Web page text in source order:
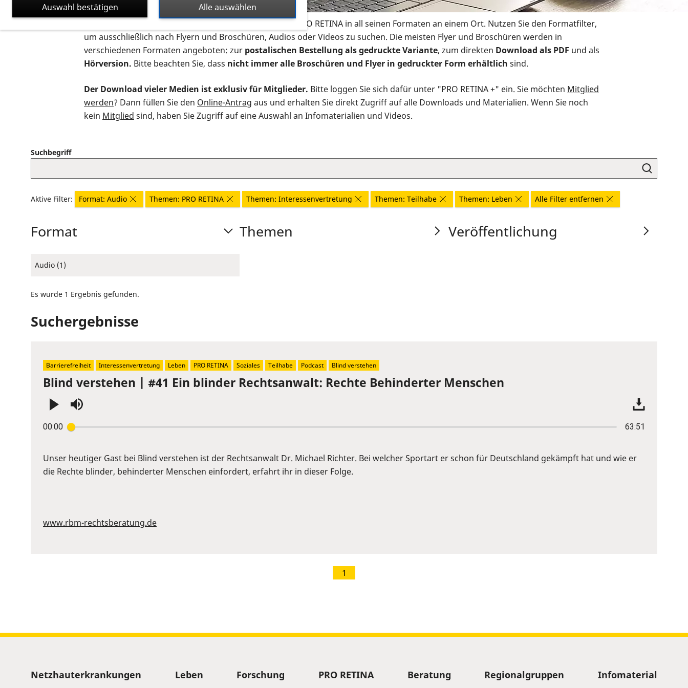
Auf dieser Seite finden Sie sämtliches Infomaterial der PRO RETINA in all seinen Formaten an einem Ort. Nutzen Sie den Formatfilter,
um ausschließlich nach Flyern und Broschüren, Audios oder Videos zu suchen. Die meisten Flyer und Broschüren werden in
verschiedenen Formaten angeboten: zur postalischen Bestellung als gedruckte Variante, zum direkten Download als PDF und als
Hörversion. Bitte beachten Sie, dass nicht immer alle Broschüren und Flyer in gedruckter Form erhältlich sind.
Der Download vieler Medien ist exklusiv für Mitglieder. Bitte loggen Sie sich dafür unter "PRO RETINA +" ein. Sie möchten Mitglied
werden? Dann füllen Sie den Online-Antrag aus und erhalten Sie direkt Zugriff auf alle Downloads und Materialien. Wenn Sie noch
kein Mitglied sind, haben Sie Zugriff auf eine Auswahl an Infomaterialien und Videos.
Suchbegriff
Aktive Filter: Format: Audio Themen: PRO RETINA Themen: Interessenvertretung Themen: Teilhabe Themen: Leben Alle Filter entfernen
Format
Audio (1)
Themen Veröffentlichung
Es wurde 1 Ergebnis gefunden.
Suchergebnisse
Blind verstehen | #41 Ein blinder Rechtsanwalt: Rechte Behinderter Menschen
00:00 63:51
Enter
Space
to
Unser heutiger Gast bei Blind verstehen ist der Rechtsanwalt Dr. Michael Richter. Bei welcher Sportart er schon für Deutschland gekämpft hat und wie er
die Rechte blinder, behinderter Menschen einfordert, erfahrt ihr in dieser Folge.
www.rbm-rechtsberatung.de
Barrierefreiheit Interessenvertretung Leben PRO RETINA Soziales Teilhabe Podcast Blind verstehen
1
Sitemap
Netzhauterkrankungen Leben Forschung PRO RETINA Beratung Regionalgruppen Infomaterial
Alle auswählen
Auswahl bestätigen